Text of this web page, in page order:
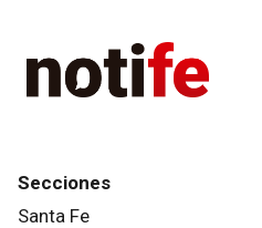
Secciones
Santa Fe